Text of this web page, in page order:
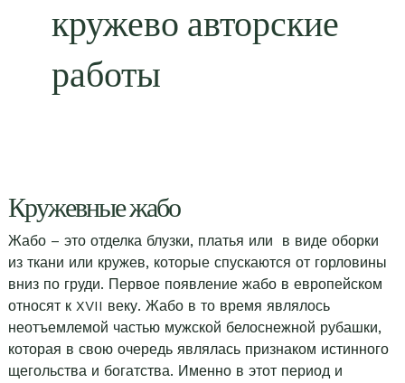
кружево авторские
работы
Кружевные жабо
Жабо – это отделка блузки, платья или в виде оборки
из ткани или кружев, которые спускаются от горловины
вниз по груди. Первое появление жабо в европейском
относят к XVII веку. Жабо в то время являлось
неотъемлемой частью мужской белоснежной рубашки,
которая в свою очередь являлась признаком истинного
щегольства и богатства. Именно в этот период и